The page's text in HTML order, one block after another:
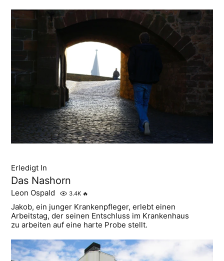
Erledigt In
Das Nashorn
Leon Ospald 3.4K 🔥
Jakob, ein junger Krankenpfleger, erlebt einen
Arbeitstag, der seinen Entschluss im Krankenhaus
zu arbeiten auf eine harte Probe stellt.